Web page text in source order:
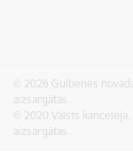
© 2026 Gulbenes
aizsargātas.
© 2020 Valsts
aizsargātas.